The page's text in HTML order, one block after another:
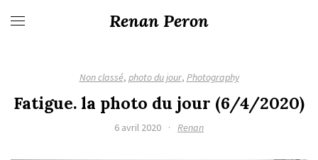
Renan Peron
Non classé, photo du jour, Photography
Fatigue. la photo du jour (6/4/2020)
6 avril 2020 · Renan